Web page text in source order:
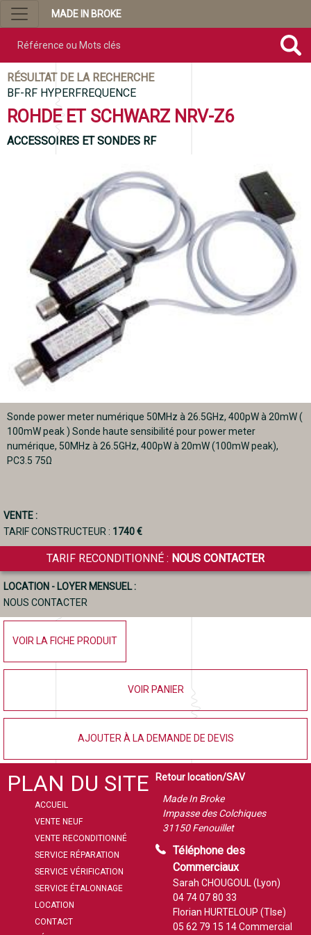
MADE IN BROKE
RÉSULTAT DE LA RECHERCHE
BF-RF HYPERFREQUENCE
ROHDE ET SCHWARZ NRV-Z6
ACCESSOIRES ET SONDES RF
Sonde power meter numérique 50MHz à 26.5GHz, 400pW à 20mW (
100mW peak ) Sonde haute sensibilité pour power meter
numérique, 50MHz à 26.5GHz, 400pW à 20mW (100mW peak),
PC3.5 75Ω
VENTE :
TARIF CONSTRUCTEUR : 1740 €
TARIF RECONDITIONNÉ : NOUS CONTACTER
LOCATION - LOYER MENSUEL :
NOUS CONTACTER
VOIR LA FICHE PRODUIT
VOIR PANIER
AJOUTER À LA DEMANDE DE DEVIS
PLAN DU SITE
ACCUEIL
VENTE NEUF
VENTE RECONDITIONNÉ
SERVICE RÉPARATION
SERVICE VÉRIFICATION
SERVICE ÉTALONNAGE
LOCATION
CONTACT
Retour location/SAV
Made In Broke
Impasse des Colchiques
31150 Fenouillet
Téléphone des
Commerciaux
Sarah CHOUGOUL (Lyon)
04 74 07 80 33
Florian HURTELOUP (Tlse)
05 62 79 15 14Commercial